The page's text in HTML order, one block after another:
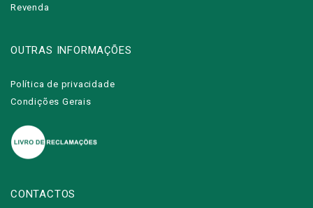
Revenda
OUTRAS INFORMAÇÕES
Política de privacidade
Condições Gerais
CONTACTOS